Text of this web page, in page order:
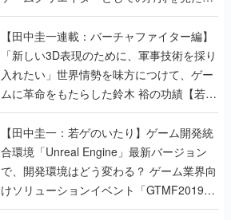
【若ゲのいたり最終回】
【田中圭一連載：バーチャファイター編】
「新しい3D表現のために、軍事技術を採り
入れたい」世界情勢を味方につけて、ゲー
ムに革命をもたらした鈴木 裕の功績【若ゲ
のいたり】
【田中圭一：若ゲのいたり】ゲーム開発統
合環境「Unreal Engine」最新バージョン
で、開発環境はどう変わる？ ゲーム業界向
けソリューションイベント「GTMF2019」
に行って、より理解を深めよう【PR】